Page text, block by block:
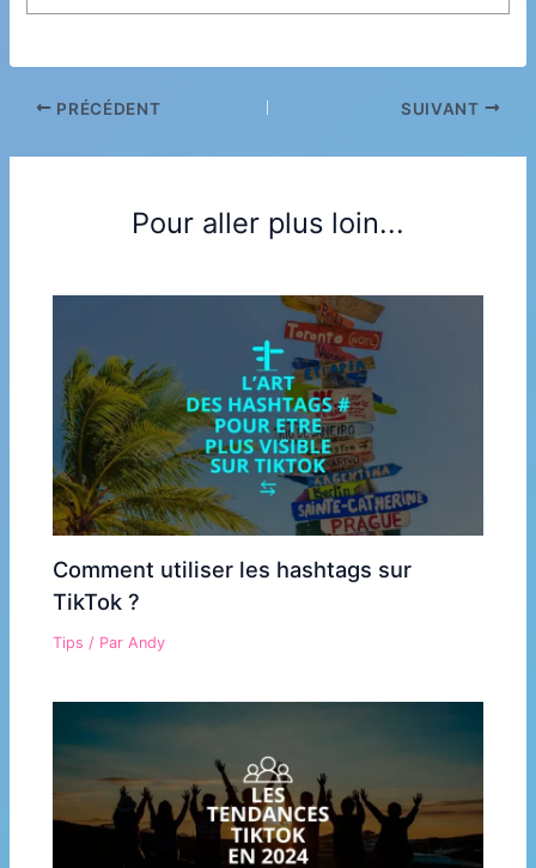
PRÉCÉDENT SUIVANT
Pour aller plus loin...
Comment utiliser les hashtags sur
TikTok ?
Tips / Par Andy